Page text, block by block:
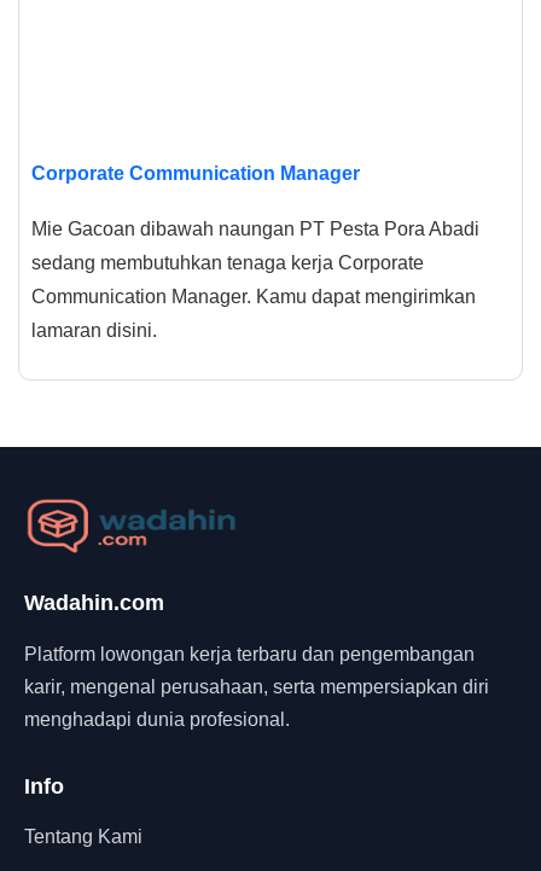
Corporate Communication Manager
Mie Gacoan dibawah naungan PT Pesta Pora Abadi
sedang membutuhkan tenaga kerja Corporate
Communication Manager. Kamu dapat mengirimkan
lamaran disini.
Wadahin.com
Platform lowongan kerja terbaru dan pengembangan
karir, mengenal perusahaan, serta mempersiapkan diri
menghadapi dunia profesional.
Info
Tentang Kami